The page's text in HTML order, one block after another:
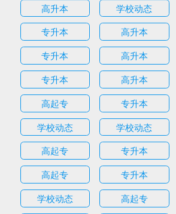
高升本
学校动态
专升本
高升本
专升本
高升本
专升本
高升本
高起专
专升本
学校动态
学校动态
高起专
专升本
高起专
专升本
学校动态
高起专